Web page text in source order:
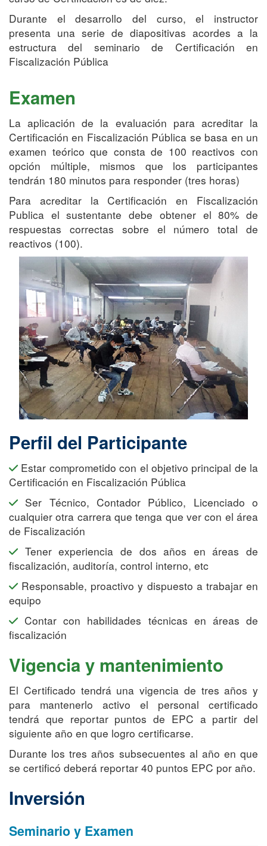
Durante el desarrollo del curso, el instructor
presenta una serie de diapositivas acordes a la
estructura del seminario de Certificación en
Fiscalización Pública
Examen
La aplicación de la evaluación para acreditar la
Certificación en Fiscalización Pública se basa en un
examen teórico que consta de 100 reactivos con
opción múltiple, mismos que los participantes
tendrán 180 minutos para responder (tres horas)
Para acreditar la Certificación en Fiscalización
Publica el sustentante debe obtener el 80% de
respuestas correctas sobre el número total de
reactivos (100).
Perfil del Participante
Estar comprometido con el objetivo principal de la
Certificación en Fiscalización Pública
Ser Técnico, Contador Público, Licenciado o
cualquier otra carrera que tenga que ver con el área
de Fiscalización
Tener experiencia de dos años en áreas de
fiscalización, auditoría, control interno, etc
Responsable, proactivo y dispuesto a trabajar en
equipo
Contar con habilidades técnicas en áreas de
fiscalización
Vigencia y mantenimiento
El Certificado tendrá una vigencia de tres años y
para mantenerlo activo el personal certificado
tendrá que reportar puntos de EPC a partir del
siguiente año en que logro certificarse.
Durante los tres años subsecuentes al año en que
se certificó deberá reportar 40 puntos EPC por año.
Inversión
Seminario y Examen